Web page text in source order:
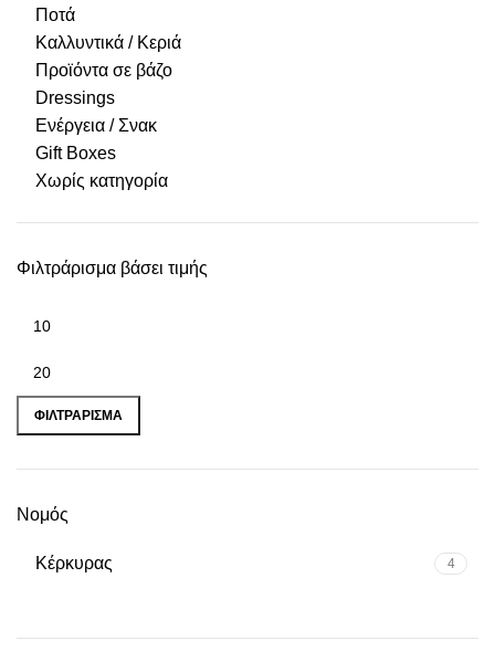
Ποτά
Καλλυντικά / Κεριά
Προϊόντα σε βάζο
Dressings
Ενέργεια / Σνακ
Gift Boxes
Χωρίς κατηγορία
Φιλτράρισμα βάσει τιμής
ΦΙΛΤΡΆΡΙΣΜΑ
Νομός
Κέρκυρας 4